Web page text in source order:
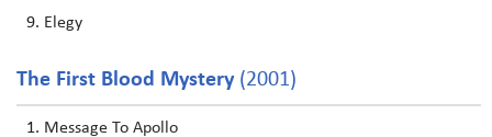
Elegy
The First Blood Mystery(2001)
Message To Apollo